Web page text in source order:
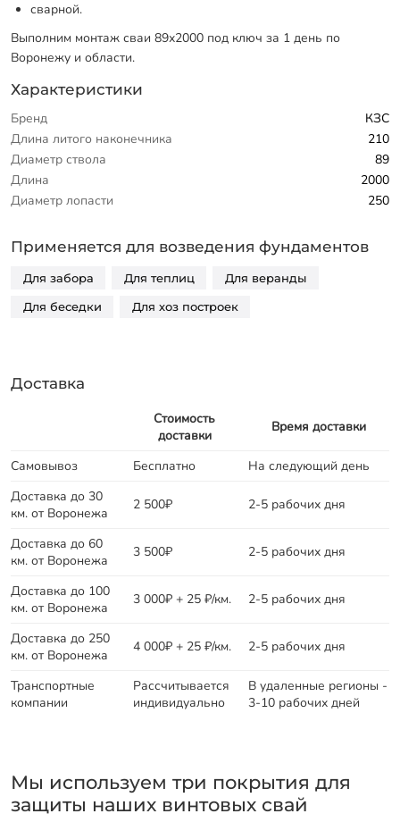
сварной.
Выполним монтаж сваи 89х2000 под ключ за 1 день по
Воронежу и области.
Характеристики
Бренд
КЗС
Длина литого наконечника
210
Диаметр ствола
89
Длина
2000
Диаметр лопасти
250
Применяется для возведения фундаментов
Для забора Для теплиц Для веранды
Для беседки Для хоз построек
Доставка
Стоимость
доставки
Время доставки
Самовывоз Бесплатно
На следующий день
Доставка до 30
км. от Воронежа
2 500₽ 2-5 рабочих дня
Доставка до 60
км. от Воронежа
3 500₽ 2-5 рабочих дня
Доставка до 100
км. от Воронежа
3 000₽ + 25 ₽/км. 2-5 рабочих дня
Доставка до 250
км. от Воронежа
4 000₽ + 25 ₽/км. 2-5 рабочих дня
Транспортные
компании
Рассчитывается
индивидуально
В удаленные регионы -
3-10 рабочих дней
Мы используем три покрытия для
защиты наших винтовых свай